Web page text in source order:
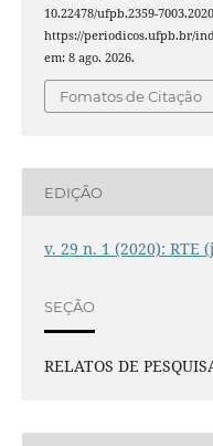
10.22478/ufpb.2359-
https://periodicos.ufpb.br/
em: 8 ago. 2026.
Fomatos de Citação
EDIÇÃO
v. 29 n. 1 (2020): RTE
SEÇÃO
RELATOS DE